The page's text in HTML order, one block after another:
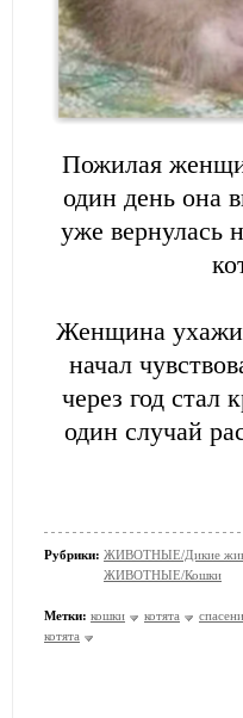
Пожилая
один день она
уже вернулась
Женщина
начал
через год
один случай
Рубрики: ЖИВОТНЫЕ/Дикие
ЖИВОТНЫЕ/Кошки
Метки: кошки котята
котята